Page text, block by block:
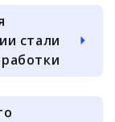
стали